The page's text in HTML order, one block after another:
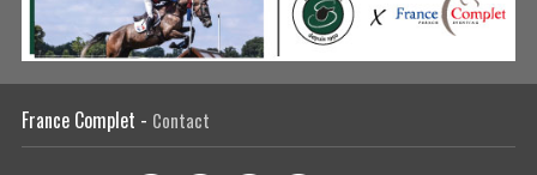
France Complet - Contact